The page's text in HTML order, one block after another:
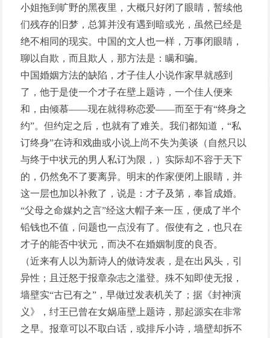
小姐拖到旷野的黑夜里，大概只好闭了眼睛，暂续他
们残存的旧梦，总算并没有遇到暗或光，虽然已经是
绝不相同的现实。中国的文人也一样，万事闭眼睛，
聊以自欺，而且欺人，那方法是：瞒和骗。
中国婚姻方法的缺陷，才子佳人小说作家早就感到
了，他于是使一个才子在壁上题诗，一个佳人便来
和，由倾慕——现在就得称恋爱——而至于有“终身之
约”。但约定之后，也就有了难关。我们都知道，“私
订终身”在诗和戏曲或小说上尚不失为美谈（自然只以
与终于中状元的男人私订为限，）实际却不容于天下
的，仍然免不了要离异。明末的作家便闭上眼睛，并
这一层也加以补救了，说是：才子及第，奉旨成婚。
“父母之命媒妁之言”经这大帽子来一压，便成了半个
铅钱也不值，问题也一点没有了。假使有之，也只在
才子的能否中状元，而决不在婚姻制度的良否。
（近来有人以为新诗人的做诗发表，是在出风头，引
异性；且迁怒于报章杂志之滥登。殊不知即使无报，
墙壁实“古已有之”，早做过发表机关了；据《封神演
义》，纣王已曾在女娲庙壁上题诗，那起源实在非常
之早。报章可以不取白话，或排斥小诗，墙壁却拆不